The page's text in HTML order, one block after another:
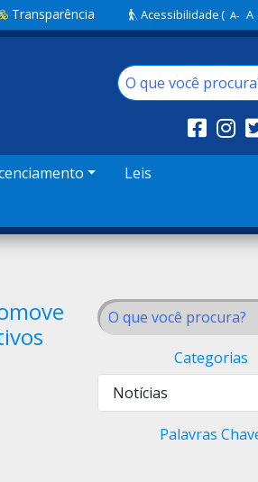
Transparência Acessibilidade( A- A
Leis
Categorias
Notícias
Palavras